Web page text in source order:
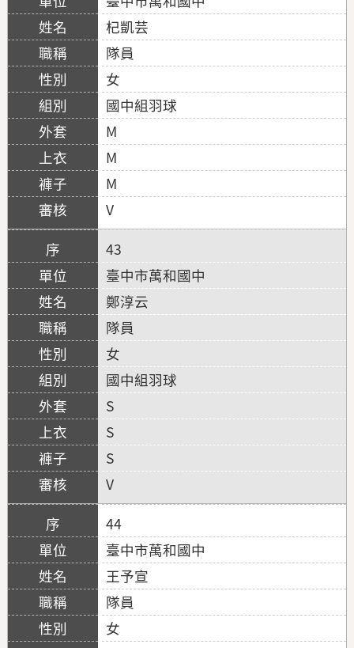
杞凱芸
隊員
女
國中組羽球
M
M
M
V
43
臺中市萬和國中
鄭淳云
隊員
女
國中組羽球
S
S
S
V
44
臺中市萬和國中
王予宣
隊員
女